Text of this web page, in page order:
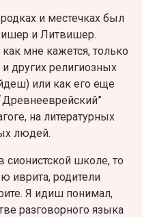
и местечках был
и Литвишер.
мне кажется, только
других религиозных
или как его еще
на литературных
людей.
сионистской школе, то
иврита, родители
Я идиш понимал,
разговорного языка